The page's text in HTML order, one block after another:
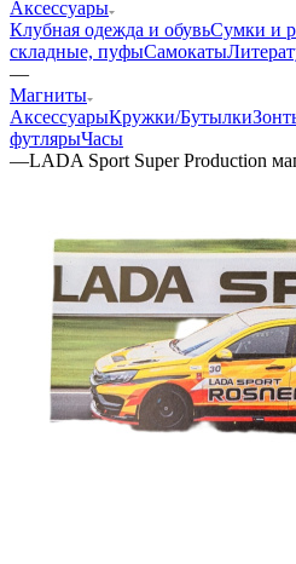
Аксессуары
Клубная одежда и обувьСумки и
складные, пуфыСамокаты
—
Магниты
АксессуарыКружки/Бутылки
футлярыЧасы
—LADA Sport Super Production